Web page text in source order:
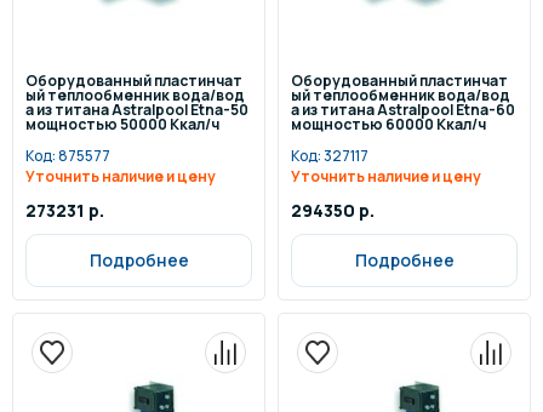
Оборудованный пластинчат
ый теплообменник вода/вод
а из титана Astralpool Etna-50
мощностью 50000 Ккал/ч
Код:875577
Уточнить наличие и цену
273231 р.
Подробнее
Оборудованный пластинчат
ый теплообменник вода/вод
а из титана Astralpool Etna-60
мощностью 60000 Ккал/ч
Код:327117
Уточнить наличие и цену
294350 р.
Подробнее